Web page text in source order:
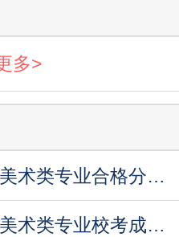
多>
武汉理工大学2015年美术类专业合格分数线
武汉理工大学2014年美术类专业校考成绩合格分数线